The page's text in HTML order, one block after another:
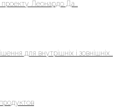
Леонардо Да...
для внутрішніх і зовнішніх...